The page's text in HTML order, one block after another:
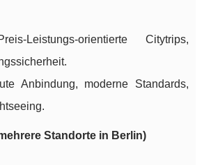
Leistungs-orientierte Citytrips,
Anbindung, moderne Standards,
Standorte in Berlin)